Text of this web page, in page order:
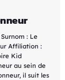
: Le
Affiliation :
Kid
au sein de
il suit les